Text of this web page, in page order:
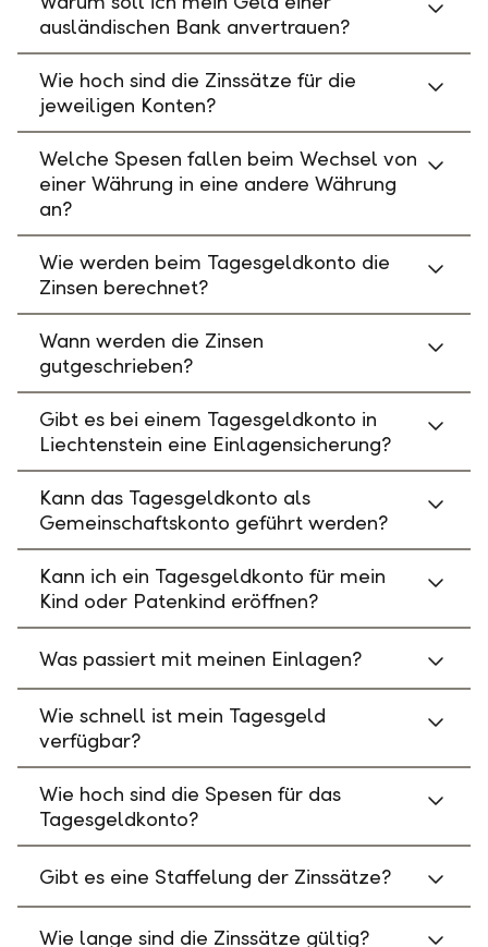
ausländischen Bank anvertrauen?
Wie hoch sind die Zinssätze für die
jeweiligen Konten?
Welche Spesen fallen beim Wechsel von
einer Währung in eine andere Währung
an?
Wie werden beim Tagesgeldkonto die
Zinsen berechnet?
Wann werden die Zinsen
gutgeschrieben?
Gibt es bei einem Tagesgeldkonto in
Liechtenstein eine Einlagensicherung?
Kann das Tagesgeldkonto als
Gemeinschaftskonto geführt werden?
Kann ich ein Tagesgeldkonto für mein
Kind oder Patenkind eröffnen?
Was passiert mit meinen Einlagen?
Wie schnell ist mein Tagesgeld
verfügbar?
Wie hoch sind die Spesen für das
Tagesgeldkonto?
Gibt es eine Staffelung der Zinssätze?
Wie lange sind die Zinssätze gültig?